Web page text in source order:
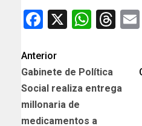
Facebook
X
Anterior
Gabinete de Política
Social realiza entrega
millonaria de
medicamentos a